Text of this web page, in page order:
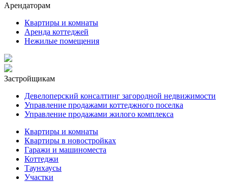
Арендаторам
Квартиры и комнаты
Аренда коттеджей
Нежилые помещения
Застройщикам
Девелоперский консалтинг загородной недвижимости
Управление продажами коттеджного поселка
Управление продажами жилого комплекса
Квартиры и комнаты
Квартиры в новостройках
Гаражи и машиноместа
Коттеджи
Таунхаусы
Участки